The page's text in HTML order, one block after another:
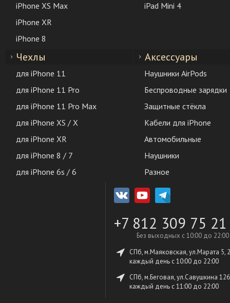
iPhone XS Max
iPhone XR
iPhone 8
iPad Mini 4
Чехлы
для iPhone 11
для iPhone 11 Pro
для iPhone 11 Pro Max
для iPhone XS / X
для iPhone XR
для iPhone 8 / 7
для iPhone 6s / 6
Аксессуары
Наушники AirPods
Беспроводные зарядки
Защитные стёкла
Кабели для iPhone
Автомобильные
Наушники
Разное
+7 812 309 75 21
Без выходных с 10:00 до 22:00
СПб, м.Маяковская, ул.Марата 5,
каждый день c 10:00 до 22:00
СПб, м.Беговая, ул.Савушкина
каждый день c 11:00 до 22:00